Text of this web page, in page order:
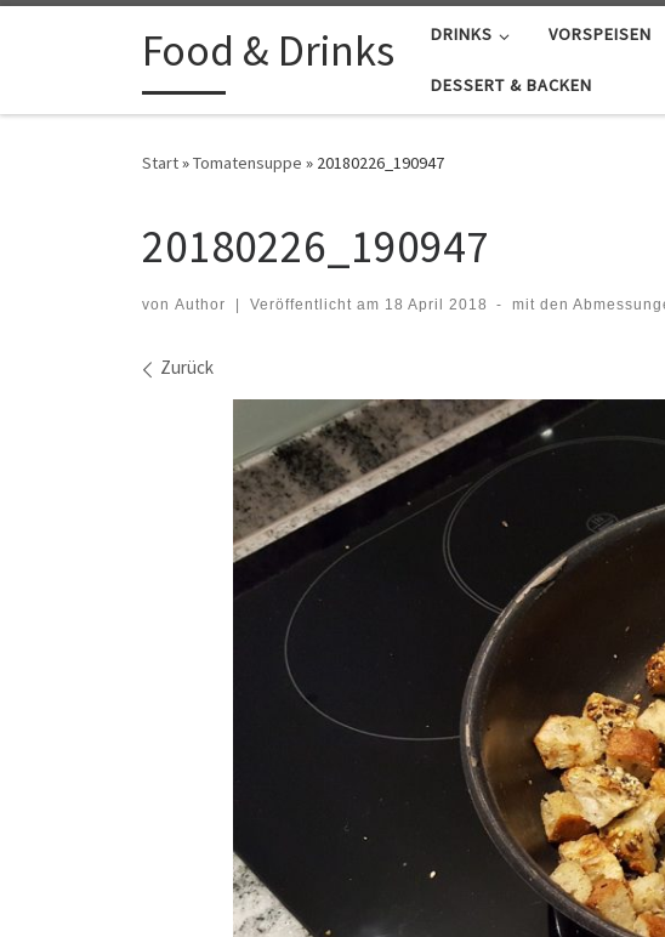
Zum Inhalt springenFood & Drinks DRINKS VORSPEISEN
DESSERT & BACKEN
Start»Tomatensuppe » 20180226_190947
20180226_190947
von Author Veröffentlicht am 18 April 2018 - mit den
Bilder Navigation
Zurück